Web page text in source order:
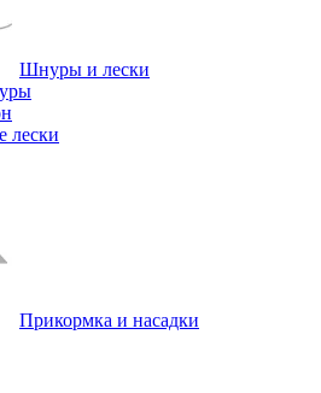
Шнуры и лески
лески
Прикормка и насадки